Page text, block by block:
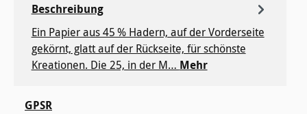
Beschreibung
Ein Papier aus 45 % Hadern, auf der Vorderseite
gekörnt, glatt auf der Rückseite, für ­schönste
Kreationen. Die 25, in der M… Mehr
GPSR